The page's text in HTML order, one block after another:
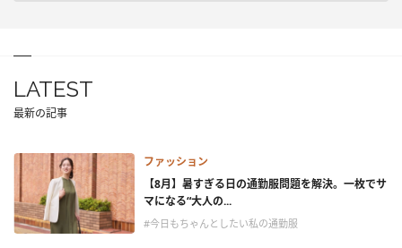
LATEST
最新の記事
ファッション
【8月】暑すぎる日の通勤服問題を解決。一枚でサ
マになる“大人の...
#今日もちゃんとしたい私の通勤服